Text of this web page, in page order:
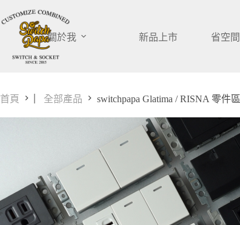
至
關於我 新品上市 省空間
首頁 ▏全部產品 switchpapa Glatima / RISNA 零件區